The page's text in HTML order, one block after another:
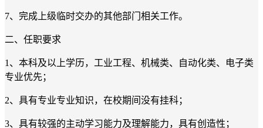
7、完成上级临时交办的其他部门相关工作。
二、任职要求
1、本科及以上学历，工业工程、机械类、自动化类、电子类
专业优先；
2、具有专业专业知识，在校期间没有挂科；
3、具有较强的主动学习能力及理解能力，具有创造性；